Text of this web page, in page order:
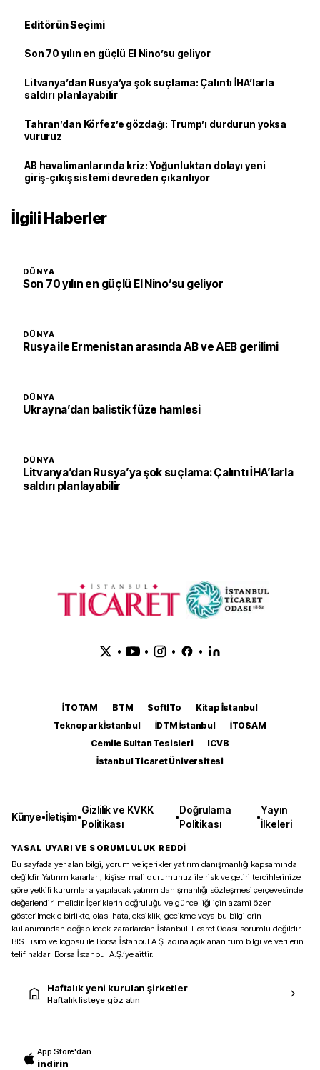
Editörün Seçimi
Son 70 yılın en güçlü El Nino’su geliyor
Litvanya’dan Rusya’ya şok suçlama: Çalıntı İHA’larla
saldırı planlayabilir
Tahran’dan Körfez’e gözdağı: Trump’ı durdurun yoksa
vururuz
AB havalimanlarında kriz: Yoğunluktan dolayı yeni
giriş-çıkış sistemi devreden çıkarılıyor
İlgili Haberler
DÜNYA
Son 70 yılın en güçlü El Nino’su geliyor
DÜNYA
Rusya ile Ermenistan arasında AB ve AEB gerilimi
DÜNYA
Ukrayna’dan balistik füze hamlesi
DÜNYA
Litvanya’dan Rusya’ya şok suçlama: Çalıntı İHA’larla
saldırı planlayabilir
• • • •
İTOTAM BTM SoftITo
Kitap İstanbul
Teknopark İstanbul
İDTM İstanbul
İTOSAM
Cemile Sultan Tesisleri
ICVB
İstanbul Ticaret Üniversitesi
Künye•İletişim•
Gizlilik ve KVKK
Politikası
•
Doğrulama
Politikası
•
Yayın
İlkeleri
YASAL UYARI VE SORUMLULUK REDDİ
Bu sayfada yer alan bilgi, yorum ve içerikler yatırım danışmanlığı kapsamında
değildir. Yatırım kararları, kişisel mali durumunuz ile risk ve getiri tercihlerinize
göre yetkili kurumlarla yapılacak yatırım danışmanlığı sözleşmesi çerçevesinde
değerlendirilmelidir. İçeriklerin doğruluğu ve güncelliği için azami özen
gösterilmekle birlikte, olası hata, eksiklik, gecikme veya bu bilgilerin
kullanımından doğabilecek zararlardan İstanbul Ticaret Odası sorumlu değildir.
BIST isim ve logosu ile Borsa İstanbul A.Ş. adına açıklanan tüm bilgi ve verilerin
telif hakları Borsa İstanbul A.Ş.’ye aittir.
Haftalık yeni kurulan şirketler
Haftalık listeye göz atın
App Store'dan
indirin